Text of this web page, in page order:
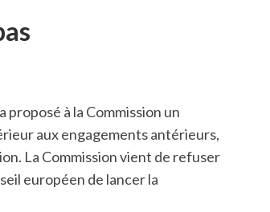
à la Commission un
aux engagements antérieurs,
La Commission vient de refuser
européen de lancer la